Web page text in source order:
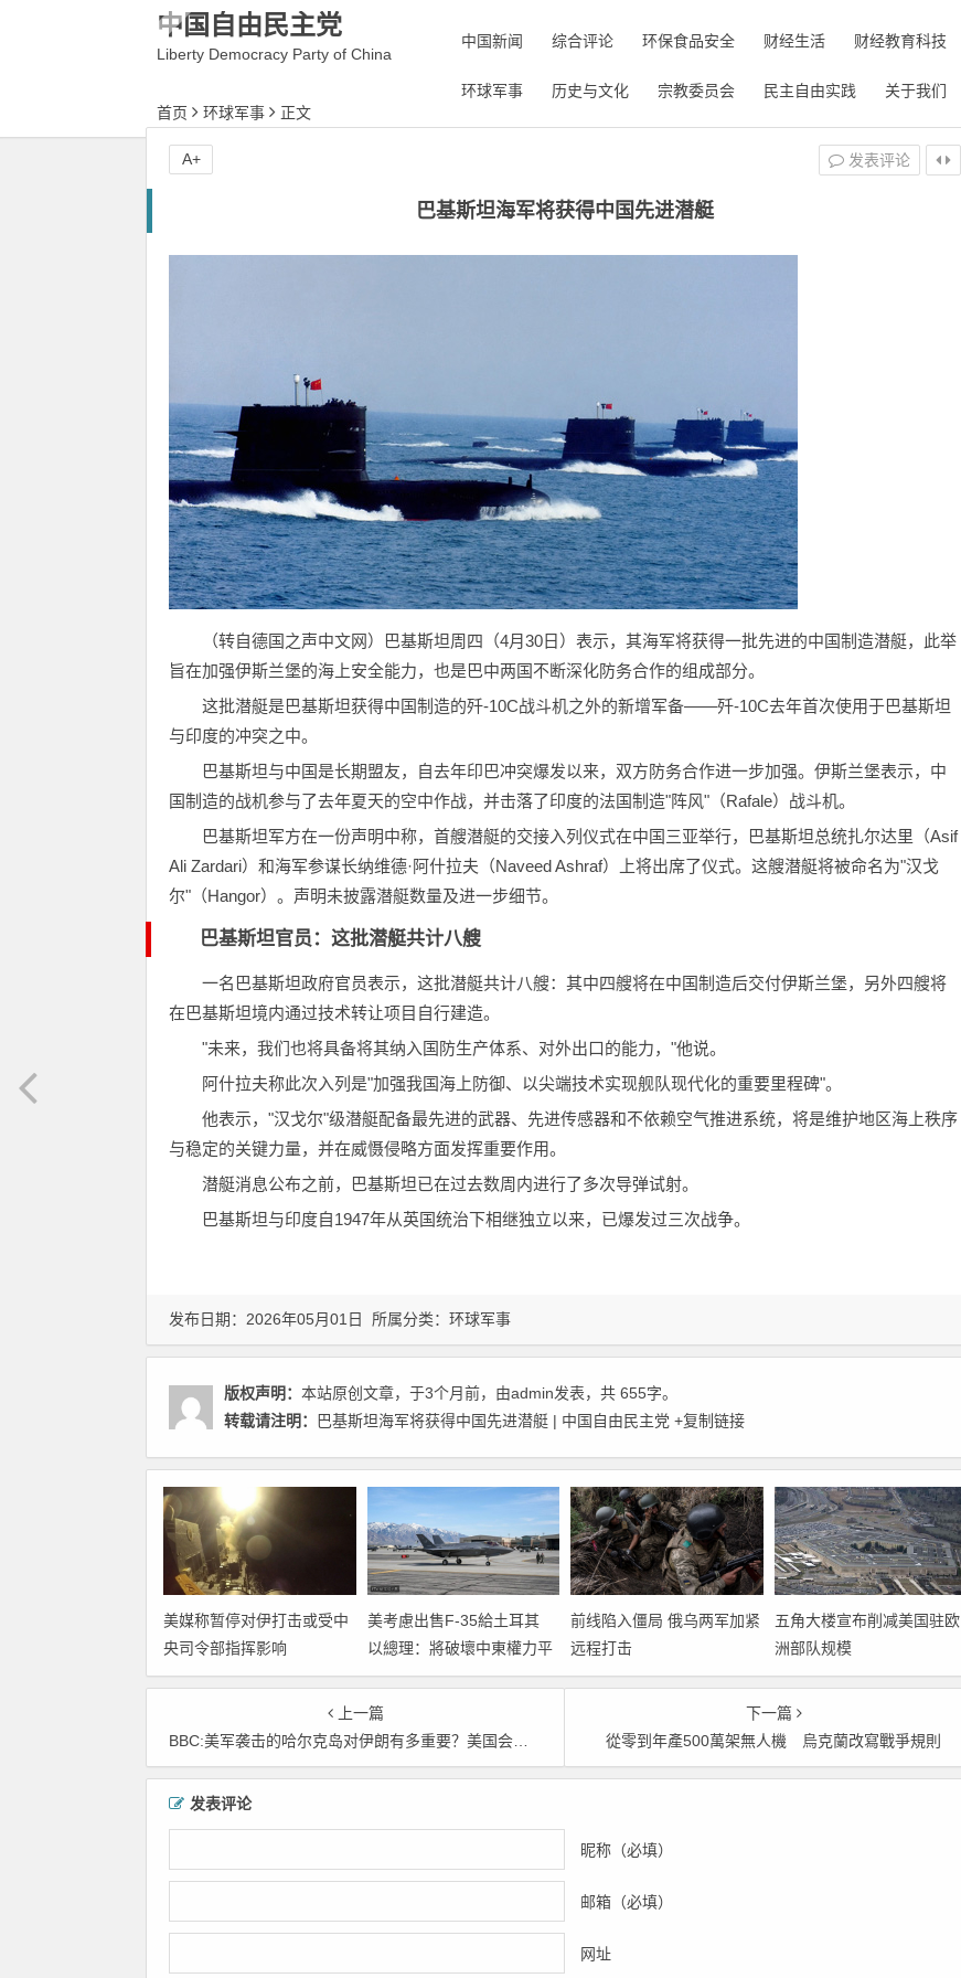
中国自由民主党
Liberty Democracy Party of China
中国新闻 综合评论 环保食品安全 财经生活 财经教育科技
环球军事 历史与文化 宗教委员会 民主自由实践
关于我们
首页
环球军事 正文
巴基斯坦海军将获得中国先进潜艇
（转自德国之声中文网）巴基斯坦周四（4月30日）表示，其海军将获得一批先进的中国制造潜艇，此举
旨在加强伊斯兰堡的海上安全能力，也是巴中两国不断深化防务合作的组成部分。
这批潜艇是巴基斯坦获得中国制造的歼-10C战斗机之外的新增军备——歼-10C去年首次使用于巴基斯坦
与印度的冲突之中。
巴基斯坦与中国是长期盟友，自去年印巴冲突爆发以来，双方防务合作进一步加强。伊斯兰堡表示，中
国制造的战机参与了去年夏天的空中作战，并击落了印度的法国制造"阵风"（Rafale）战斗机。
巴基斯坦军方在一份声明中称，首艘潜艇的交接入列仪式在中国三亚举行，巴基斯坦总统扎尔达里（Asif
Ali Zardari）和海军参谋长纳维德·阿什拉夫（Naveed Ashraf）上将出席了仪式。这艘潜艇将被命名为"汉戈
尔"（Hangor）。声明未披露潜艇数量及进一步细节。
巴基斯坦官员：这批潜艇共计八艘
一名巴基斯坦政府官员表示，这批潜艇共计八艘：其中四艘将在中国制造后交付伊斯兰堡，另外四艘将
在巴基斯坦境内通过技术转让项目自行建造。
"未来，我们也将具备将其纳入国防生产体系、对外出口的能力，"他说。
阿什拉夫称此次入列是"加强我国海上防御、以尖端技术实现舰队现代化的重要里程碑"。
他表示，"汉戈尔"级潜艇配备最先进的武器、先进传感器和不依赖空气推进系统，将是维护地区海上秩序
与稳定的关键力量，并在威慑侵略方面发挥重要作用。
潜艇消息公布之前，巴基斯坦已在过去数周内进行了多次导弹试射。
巴基斯坦与印度自1947年从英国统治下相继独立以来，已爆发过三次战争。
发表评论
A+
发布日期：2026年05月01日 所属分类： 环球军事
版权声明： 本站原创文章，于3个月前，由admin发表，共 655字。
转载请注明：
巴基斯坦海军将获得中国先进潜艇 | 中国自由民主党 +复制链接
美媒称暂停对伊打击或受中
央司令部指挥影响
美考慮出售F-35給土耳其
以總理：將破壞中東權力平
衡
前线陷入僵局 俄乌两军加紧
远程打击
五角大楼宣布削减美国驻欧
洲部队规模
上一篇
BBC:美军袭击的哈尔克岛对伊朗有多重要？美国会占领这座岛吗？
下一篇
從零到年產500萬架無人機 烏克蘭改寫戰爭規則
发表评论
昵称（必填）
邮箱（必填）
网址